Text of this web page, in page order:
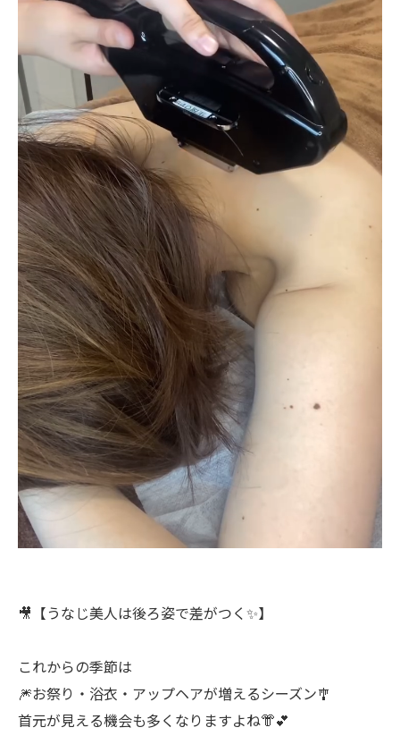
🎥【うなじ美人は後ろ姿で差がつく✨】
これからの季節は
🎆お祭り・浴衣・アップヘアが増えるシーズン🎐
首元が見える機会も多くなりますよね👘💕